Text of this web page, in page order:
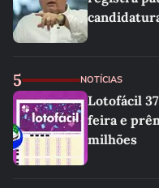
5 NOTÍCIAS
Lotofácil
feira e
milhões